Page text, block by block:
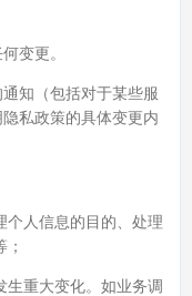
变更。
知（包括对于某些服
私政策的具体变更内
个人信息的目的、处理
生重大变化。如业务调